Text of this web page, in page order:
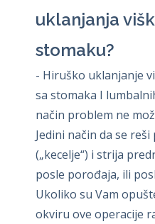
uklanjanja
stomaku?
- Hiruško uklanjanje
sa stomaka I
način problem ne
Jedini način da se
(„kecelje“) i strija
posle porođaja, ili
Ukoliko su Vam
okviru ove operacije